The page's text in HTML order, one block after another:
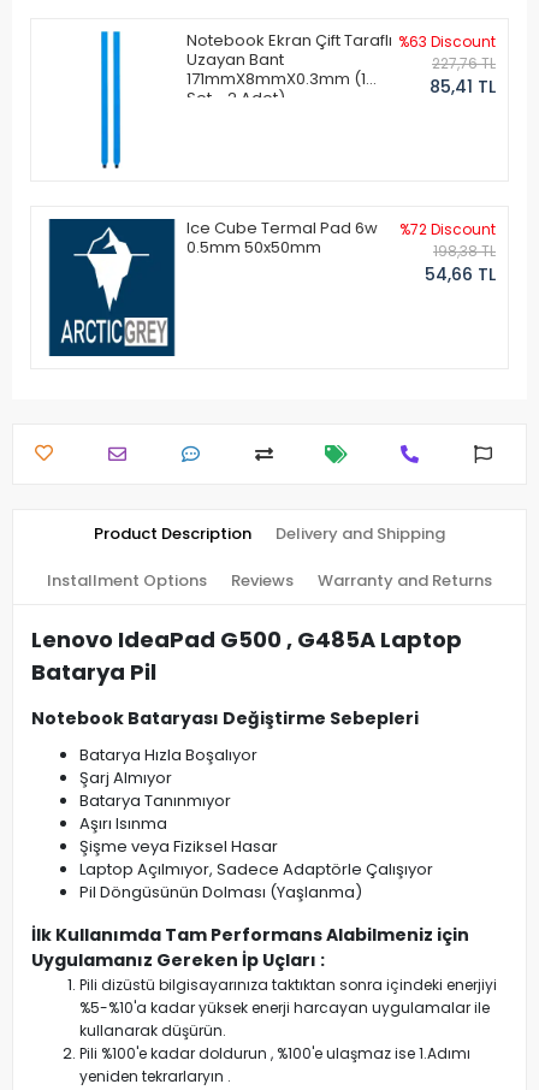
Notebook Ekran Çift Taraflı
Uzayan Bant
171mmX8mmX0.3mm (1
Set - 2 Adet)
%63 Discount
227,76 TL
85,41 TL
Ice Cube Termal Pad 6w
0.5mm 50x50mm
%72 Discount
198,38 TL
54,66 TL
Product Description Delivery and Shipping
Installment Options Reviews Warranty and Returns
Lenovo IdeaPad G500 , G485A Laptop
Batarya Pil
Notebook Bataryası Değiştirme Sebepleri
Batarya Hızla Boşalıyor
Şarj Almıyor
Batarya Tanınmıyor
Aşırı Isınma
Şişme veya Fiziksel Hasar
Laptop Açılmıyor, Sadece Adaptörle Çalışıyor
Pil Döngüsünün Dolması (Yaşlanma)
İlk Kullanımda Tam Performans Alabilmeniz için
Uygulamanız Gereken İp Uçları :
Pili dizüstü bilgisayarınıza taktıktan sonra içindeki enerjiyi
%5-%10'a kadar yüksek enerji harcayan uygulamalar ile
kullanarak düşürün.
Pili %100'e kadar doldurun , %100'e ulaşmaz ise 1.Adımı
yeniden tekrarlaryın .